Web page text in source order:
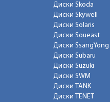
Диски Skoda
Диски Skywell
Диски Solaris
Диски Soueast
Диски SsangYong
Диски Subaru
Диски Suzuki
Диски SWM
Диски TANK
Диски TENET